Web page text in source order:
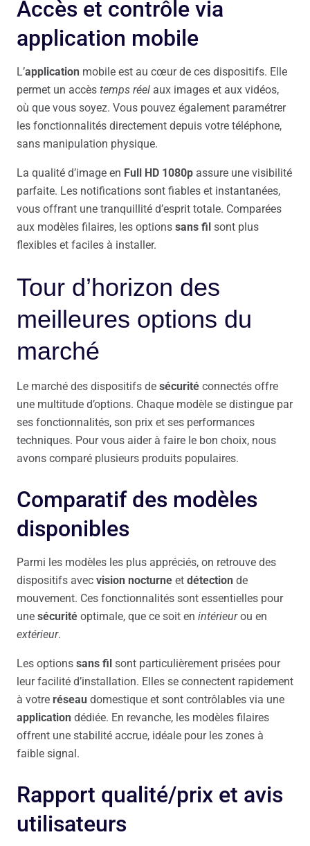
Accès et contrôle via
application mobile
L’application mobile est au cœur de ces dispositifs. Elle
permet un accès temps réel aux images et aux vidéos,
où que vous soyez. Vous pouvez également paramétrer
les fonctionnalités directement depuis votre téléphone,
sans manipulation physique.
La qualité d’image en Full HD 1080p assure une visibilité
parfaite. Les notifications sont fiables et instantanées,
vous offrant une tranquillité d’esprit totale. Comparées
aux modèles filaires, les options sans fil sont plus
flexibles et faciles à installer.
Tour d’horizon des
meilleures options du
marché
Le marché des dispositifs de sécurité connectés offre
une multitude d’options. Chaque modèle se distingue par
ses fonctionnalités, son prix et ses performances
techniques. Pour vous aider à faire le bon choix, nous
avons comparé plusieurs produits populaires.
Comparatif des modèles
disponibles
Parmi les modèles les plus appréciés, on retrouve des
dispositifs avec vision nocturne et détection de
mouvement. Ces fonctionnalités sont essentielles pour
une sécurité optimale, que ce soit en intérieurou en
extérieur.
Les options sans fil sont particulièrement prisées pour
leur facilité d’installation. Elles se connectent rapidement
à votre réseau domestique et sont contrôlables via une
application dédiée. En revanche, les modèles filaires
offrent une stabilité accrue, idéale pour les zones à
faible signal.
Rapport qualité/prix et avis
utilisateurs